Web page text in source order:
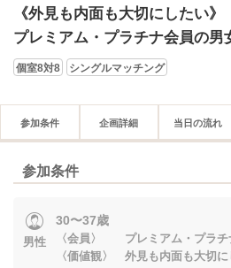
《外見も内面も大切にしたい》
プレミアム・プラチナ会員の男
個室8対8 シングルマッチング
参加条件 企画詳細 当日の流れ
参加条件
男性
30〜37歳
〈会員〉 プレミアム・プラチ
〈価値観〉 外見も内面も大切に